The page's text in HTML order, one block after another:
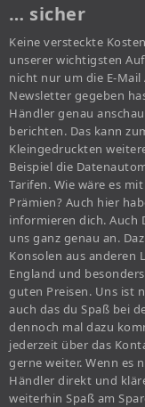
… sicher
Keine versteckte
unserer wichtigsten
nicht nur um die E-
Newsletter gegeben
Händler genau
berichten. Das kann
Kleingedruckten
Beispiel die
Tarifen. Wie wäre es
Prämien? Auch hier
informieren dich. Auch
uns ganz genau an.
Konsolen aus anderen
England und
guten Preisen. Uns ist
auch das du Spaß bei
dennoch mal dazu
jederzeit über das
gerne weiter. Wenn es
Händler direkt und
weiterhin Spaß am